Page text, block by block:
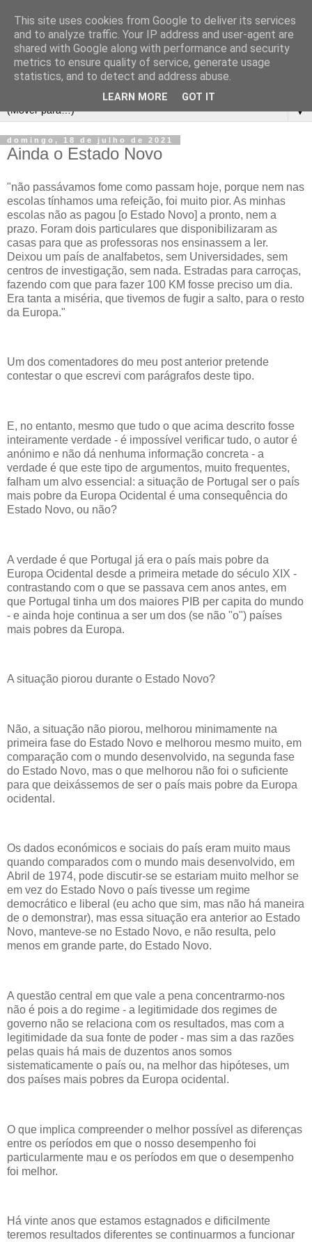
▼
domingo, 18 de julho de 2021
Ainda o Estado Novo
"não passávamos fome como passam hoje, porque nem nas
escolas tínhamos uma refeição, foi muito pior. As minhas
escolas não as pagou [o Estado Novo] a pronto, nem a
prazo. Foram dois particulares que disponibilizaram as
casas para que as professoras nos ensinassem a ler.
Deixou um país de analfabetos, sem Universidades, sem
centros de investigação, sem nada. Estradas para carroças,
fazendo com que para fazer 100 KM fosse preciso um dia.
Era tanta a miséria, que tivemos de fugir a salto, para o resto
da Europa."
Um dos comentadores do meu post anterior pretende
contestar o que escrevi com parágrafos deste tipo.
E, no entanto, mesmo que tudo o que acima descrito fosse
inteiramente verdade - é impossível verificar tudo, o autor é
anónimo e não dá nenhuma informação concreta - a
verdade é que este tipo de argumentos, muito frequentes,
falham um alvo essencial: a situação de Portugal ser o país
mais pobre da Europa Ocidental é uma consequência do
Estado Novo, ou não?
A verdade é que Portugal já era o país mais pobre da
Europa Ocidental desde a primeira metade do século XIX -
contrastando com o que se passava cem anos antes, em
que Portugal tinha um dos maiores PIB per capita do mundo
- e ainda hoje continua a ser um dos (se não "o") países
mais pobres da Europa.
A situação piorou durante o Estado Novo?
Não, a situação não piorou, melhorou minimamente na
primeira fase do Estado Novo e melhorou mesmo muito, em
comparação com o mundo desenvolvido, na segunda fase
do Estado Novo, mas o que melhorou não foi o suficiente
para que deixássemos de ser o país mais pobre da Europa
ocidental.
Os dados económicos e sociais do país eram muito maus
quando comparados com o mundo mais desenvolvido, em
Abril de 1974, pode discutir-se se estariam muito melhor se
em vez do Estado Novo o país tivesse um regime
democrático e liberal (eu acho que sim, mas não há maneira
de o demonstrar), mas essa situação era anterior ao Estado
Novo, manteve-se no Estado Novo, e não resulta, pelo
menos em grande parte, do Estado Novo.
A questão central em que vale a pena concentrarmo-nos
não é pois a do regime - a legitimidade dos regimes de
governo não se relaciona com os resultados, mas com a
legitimidade da sua fonte de poder - mas sim a das razões
pelas quais há mais de duzentos anos somos
sistematicamente o país ou, na melhor das hipóteses, um
dos países mais pobres da Europa ocidental.
O que implica compreender o melhor possível as diferenças
entre os períodos em que o nosso desempenho foi
particularmente mau e os períodos em que o desempenho
foi melhor.
Há vinte anos que estamos estagnados e dificilmente
teremos resultados diferentes se continuarmos a funcionar
This site uses cookies from Google to deliver its services
and to analyze traffic. Your IP address and user-agent are
shared with Google along with performance and security
metrics to ensure quality of service, generate usage
statistics, and to detect and address abuse.
LEARN MORE GOT IT